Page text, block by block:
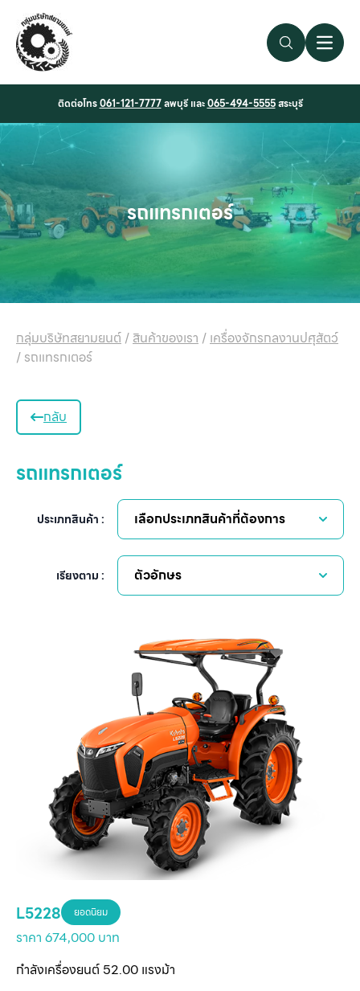
Search Link
Open
ติดต่อโทร061-121-7777ลพบุรี และ065-494-5555สระบุรี
รถแทรกเตอร์
กลุ่มบริษัทสยามยนต์ /สินค้าของเรา /เครื่องจักรกลงานปศุสัตว์
/ รถแทรกเตอร์
กลับ
รถแทรกเตอร์
ประเภทสินค้า : เลือกประเภทสินค้าที่ต้องการ
เรียงตาม : ตัวอักษร
L5228 ยอดนิยม
ราคา 674,000 บาท
กำลังเครื่องยนต์ 52.00 แรงม้า